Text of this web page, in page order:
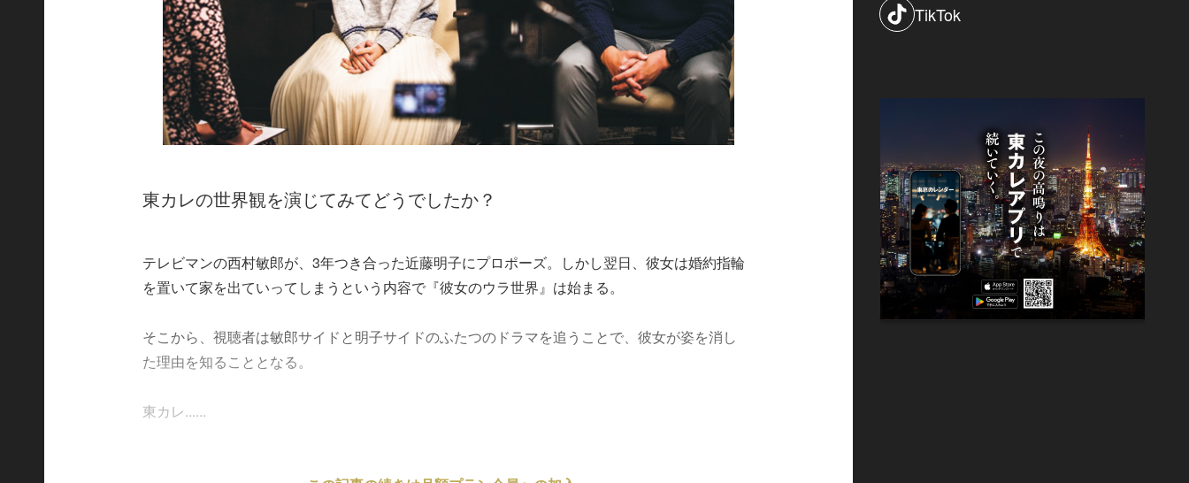
東カレの世界観を演じてみてどうでしたか？
テレビマンの西村敏郎が、3年つき合った近藤明子にプロポーズ。しかし翌日、彼女は婚約指輪
を置いて家を出ていってしまうという内容で『彼女のウラ世界』は始まる。
そこから、視聴者は敏郎サイドと明子サイドのふたつのドラマを追うことで、彼女が姿を消し
た理由を知ることとなる。
東カレ......
TikTok